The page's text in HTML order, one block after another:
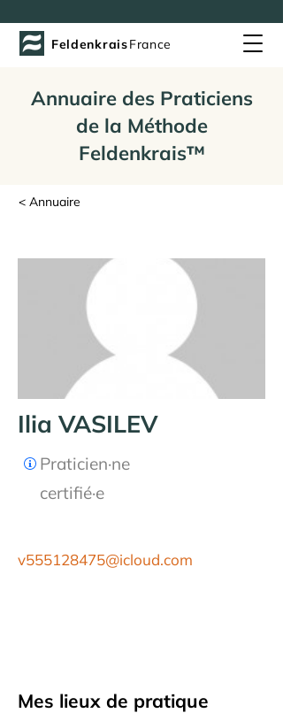
FeldenkraisFrance
Annuaire des Praticiens
de la Méthode
Feldenkrais™
< Annuaire
Ilia VASILEV
Praticien·ne
certifié·e
v555128475@icloud.com
Mes lieux de pratique